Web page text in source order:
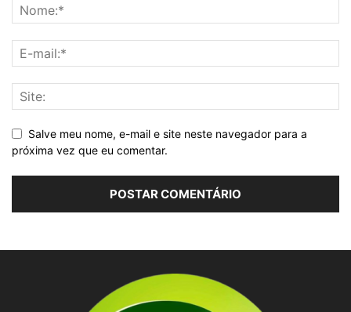
Salve meu nome, e-mail e site neste navegador para a
próxima vez que eu comentar.